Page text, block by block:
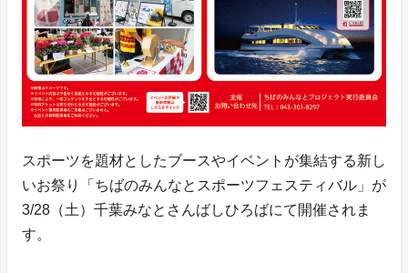
スポーツを題材としたブースやイベントが集結する新し
いお祭り「ちばのみんなとスポーツフェスティバル」が
3/28（土）千葉みなとさんばしひろばにて開催されま
す。